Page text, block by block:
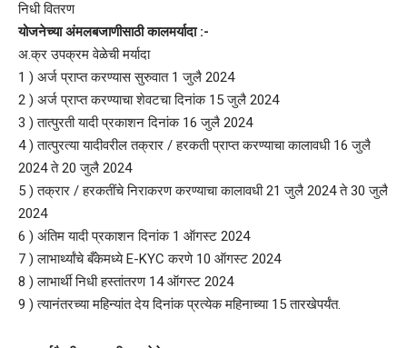
निधी वितरण
योजनेच्या अंमलबजाणीसाठी कालमर्यादा :-
अ.क्र उपक्रम वेळेची मर्यादा
1 ) अर्ज प्राप्त करण्यास सुरुवात 1 जुलै 2024
2 ) अर्ज प्राप्त करण्याचा शेवटचा दिनांक 15 जुलै 2024
3 ) तात्पुरती यादी प्रकाशन दिनांक 16 जुलै 2024
4 ) तात्पुरत्या यादीवरील तक्रार / हरकती प्राप्त करण्याचा कालावधी 16 जुलै
2024 ते 20 जुलै 2024
5 ) तक्रार / हरकतींचे निराकरण करण्याचा कालावधी 21 जुलै 2024 ते 30 जुलै
2024
6 ) अंतिम यादी प्रकाशन दिनांक 1 ऑगस्ट 2024
7 ) लाभार्थ्यांचे बँकेमध्ये E-KYC करणे 10 ऑगस्ट 2024
8 ) लाभार्थी निधी हस्तांतरण 14 ऑगस्ट 2024
9 ) त्यानंतरच्या महिन्यांत देय दिनांक प्रत्येक महिनाच्या 15 तारखेपर्यंत.